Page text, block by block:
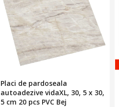
Placi de pardoseala
autoadezive vidaXL, 30, 5 x 30,
5 cm 20 pcs PVC Bej